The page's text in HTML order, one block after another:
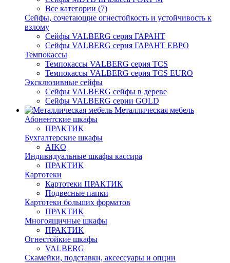
Все категории (7)
Сейфы, сочетающие огнестойкость и устойчивость к
взлому
Сейфы VALBERG серия ГАРАНТ
Сейфы VALBERG серия ГАРАНТ ЕВРО
Темпокассы
Темпокассы VALBERG серия TCS
Темпокассы VALBERG серия TCS EURO
Эксклюзивные сейфы
Сейфы VALBERG сейфы в дереве
Сейфы VALBERG серии GOLD
Металлическая мебель
Абонентские шкафы
ПРАКТИК
Бухгалтерские шкафы
AIKO
Индивидуальные шкафы кассира
ПРАКТИК
Картотеки
Картотеки ПРАКТИК
Подвесные папки
Картотеки больших форматов
ПРАКТИК
Многоящичные шкафы
ПРАКТИК
Огнестойкие шкафы
VALBERG
Скамейки, подставки, аксессуары и опции